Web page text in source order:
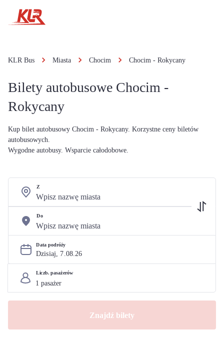
KLR Bus Miasta Chocim Chocim - Rokycany
Bilety autobusowe Chocim -
Rokycany
Kup bilet autobusowy Chocim - Rokycany. Korzystne ceny biletów
autobusowych.
Wygodne autobusy. Wsparcie całodobowe.
Z
Do
Data podróży
Dzisiaj, 7.08.26
Liczb. pasażerów
Znajdź bilety